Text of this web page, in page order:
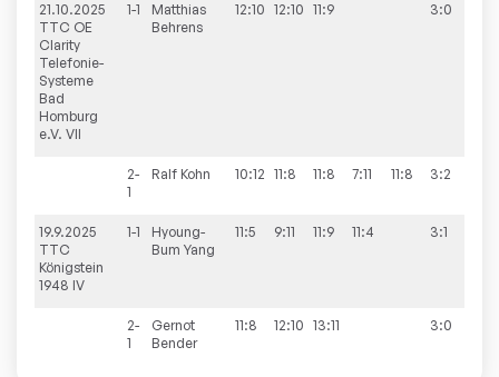
21.10.2025
TTC OE
Clarity
Telefonie-
Systeme
Bad
Homburg
e.V. VII
1-1
Matthias
Behrens
12:10 12:10 11:9 3:0
2-
1
Ralf Kohn 10:12 11:8 11:8 7:11 11:8 3:2
19.9.2025
TTC
Königstein
1948 IV
1-1
Hyoung-
Bum Yang
11:5 9:11 11:9 11:4 3:1
2-
1
Gernot
Bender
11:8 12:10 13:11 3:0